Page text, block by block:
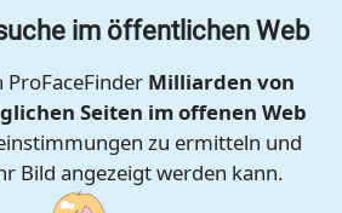
im öffentlichen Web
ProFaceFinder Milliarden von
Seiten im offenen Web
zu ermitteln und
Bild angezeigt werden kann.